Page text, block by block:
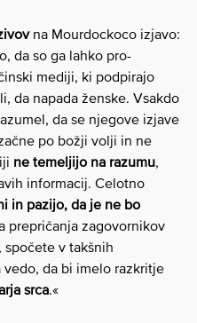
na Mourdockoco izjavo:
da so ga lahko pro-
mediji, ki podpirajo
da napada ženske. Vsakdo
da se njegove izjave
po božji volji in ne
ne temeljijo na razumu,
informacij. Celotno
in pazijo, da je ne bo
prepričanja zagovornikov
v takšnih
da bi imelo razkritje
srca.«